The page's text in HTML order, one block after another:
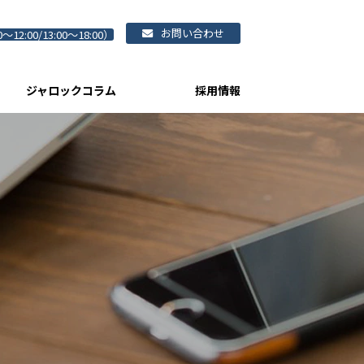
12:00/13:00～18:00） お問い合わせ
ジャロックコラム 採用情報